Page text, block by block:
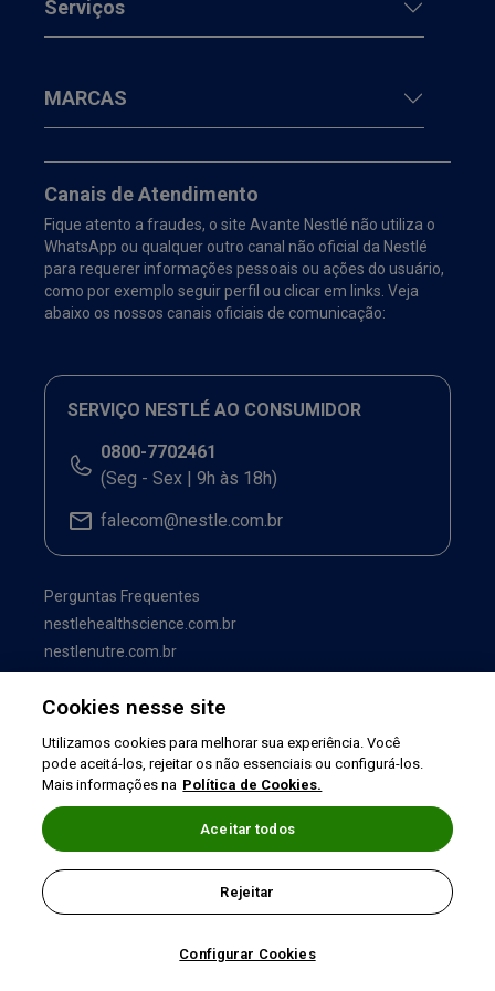
Serviços
MARCAS
Canais de Atendimento
Fique atento a fraudes, o site Avante Nestlé não utiliza o
WhatsApp ou qualquer outro canal não oficial da Nestlé
para requerer informações pessoais ou ações do usuário,
como por exemplo seguir perfil ou clicar em links. Veja
abaixo os nossos canais oficiais de comunicação:
SERVIÇO NESTLÉ AO CONSUMIDOR
0800-7702461
(Seg - Sex | 9h às 18h)
falecom@nestle.com.br
Perguntas Frequentes
nestlehealthscience.com.br
nestlenutre.com.br
Política de Privacidade
©2026 Nestlé Nutrition & Health
Cookies nesse site
Utilizamos cookies para melhorar sua experiência. Você
pode aceitá-los, rejeitar os não essenciais ou configurá-los.
Mais informações na Política de Cookies.
Configurar Cookies
Rejeitar
Aceitar todos